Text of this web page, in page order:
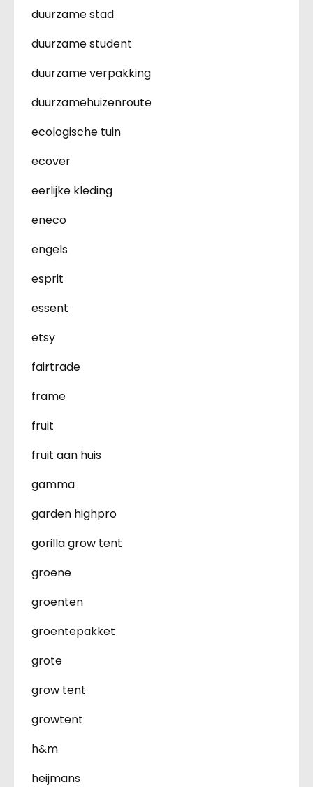
duurzame stad
duurzame student
duurzame verpakking
duurzamehuizenroute
ecologische tuin
ecover
eerlijke kleding
eneco
engels
esprit
essent
etsy
fairtrade
frame
fruit
fruit aan huis
gamma
garden highpro
gorilla grow tent
groene
groenten
groentepakket
grote
grow tent
growtent
h&m
heijmans